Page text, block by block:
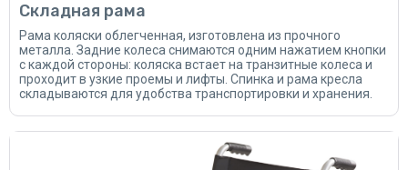
Складная рама
Рама коляски облегченная, изготовлена из прочного
металла. Задние колеса снимаются одним нажатием кнопки
с каждой стороны: коляска встает на транзитные колеса и
проходит в узкие проемы и лифты. Спинка и рама кресла
складываются для удобства транспортировки и хранения.